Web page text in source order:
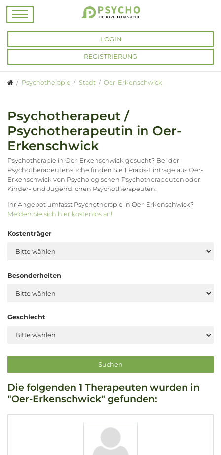
LOGIN
REGISTRIERUNG
Psychotherapie Stadt Oer-Erkenschwick
Psychotherapeut /
Psychotherapeutin in Oer-
Erkenschwick
Psychotherapie in Oer-Erkenschwick gesucht? Bei der
Psychotherapeutensuche finden Sie 1 Praxis-Einträge aus Oer-
Erkenschwick von Psychologischen Psychotherapeuten oder
Kinder- und Jugendlichen Psychotherapeuten.
Ihr Angebot umfasst Psychotherapie in Oer-Erkenschwick?
Melden Sie sich hier kostenlos an!
Kostenträger
Besonderheiten
Geschlecht
Die folgenden 1 Therapeuten wurden in
"Oer-Erkenschwick" gefunden: